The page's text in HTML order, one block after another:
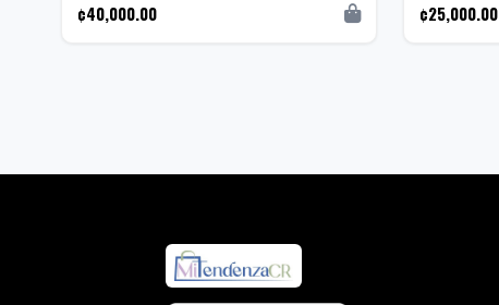
¢40,000.00 ¢25,000.00